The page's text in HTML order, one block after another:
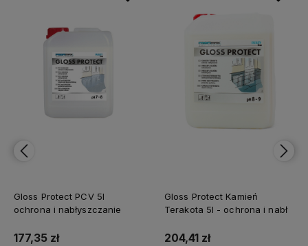
Gloss Protect PCV 5l
ochrona i nabłyszczanie
177,35 zł
Gloss Protect Kamień
Terakota 5l - ochrona i nabł
204,41 zł